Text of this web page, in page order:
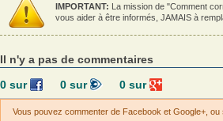
IMPORTANT: La mission de "Comment
vous aider à être informés, JAMAIS à
Il n'y a pas de commentaires
0sur 0sur 0 sur
Vous pouvez commenter de Facebook et Google+,